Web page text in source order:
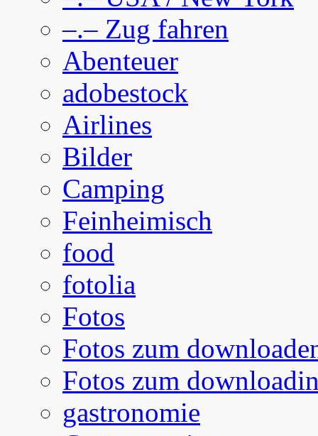
–.– Zug fahren
Abenteuer
adobestock
Airlines
Bilder
Camping
Feinheimisch
food
fotolia
Fotos
Fotos zum
Fotos zum
gastronomie